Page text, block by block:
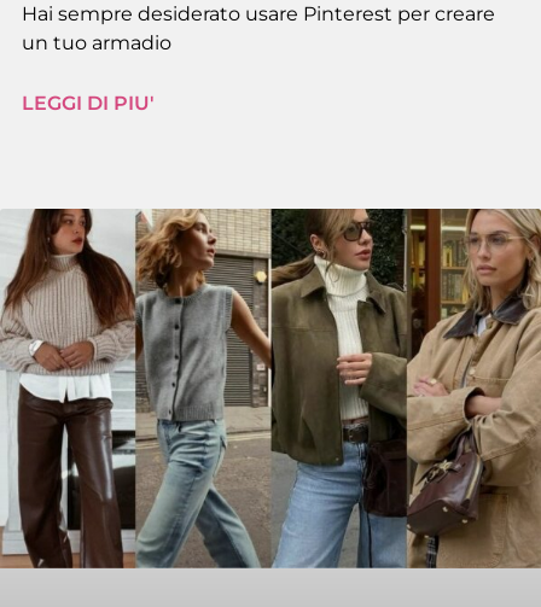
Hai sempre desiderato usare Pinterest per creare
un tuo armadio
LEGGI DI PIU'